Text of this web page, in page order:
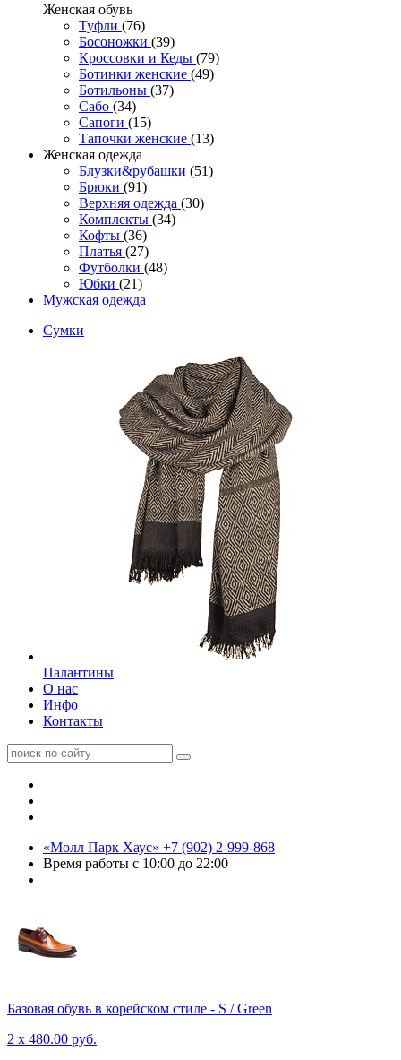
Женcкая обувь
Туфли (76)
Босоножки (39)
Кроссовки и Кеды (79)
Ботинки женские (49)
Ботильоны (37)
Сабо (34)
Сапоги (15)
Тапочки женские (13)
Женская одежда
Блузки&рубашки (51)
Брюки (91)
Верхняя одежда (30)
Комплекты (34)
Кофты (36)
Платья (27)
Футболки (48)
Юбки (21)
Мужская одежда
Сумки
Палантины
О нас
Инфо
Контакты
«Молл Парк Хаус» +7 (902) 2-999-868
Время работы с 10:00 до 22:00
Базовая обувь в корейском стиле - S / Green
2 x 480.00 руб.